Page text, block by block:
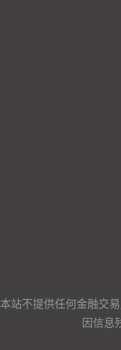
本站不提供任何金融交
因信息